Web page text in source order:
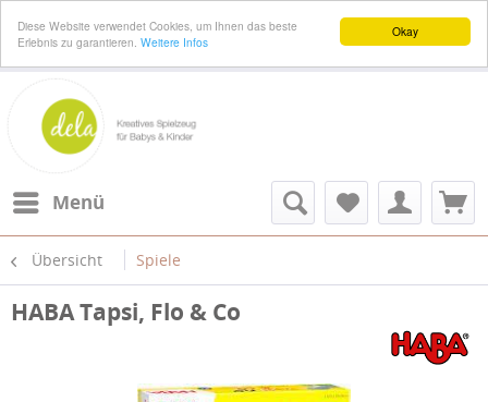
Okay
Diese Website verwendet Cookies, um Ihnen das beste
Erlebnis zu garantieren. Weitere Infos
Menü
Übersicht Spiele
HABA Tapsi, Flo & Co